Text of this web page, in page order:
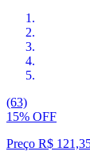
(63)
15% OFF
Preço R$